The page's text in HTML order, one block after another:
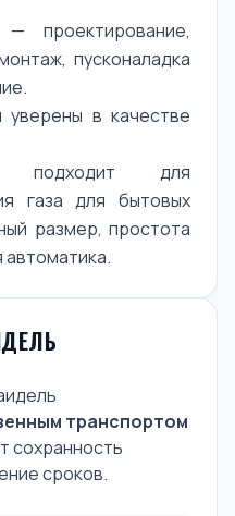
— проектирование,
пусконаладка
в качестве
подходит для
газа для бытовых
размер, простота
транспортом
сохранность
сроков.